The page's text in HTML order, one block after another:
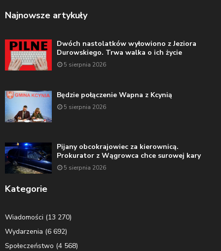
Najnowsze artykuły
Dwóch nastolatków wyłowiono z Jeziora
Durowskiego. Trwa walka o ich życie
5 sierpnia 2026
Będzie połączenie Wapna z Kcynią
5 sierpnia 2026
Pijany obcokrajowiec za kierownicą.
Prokurator z Wągrowca chce surowej kary
5 sierpnia 2026
Kategorie
Wiadomości (13 270)
Wydarzenia (6 692)
Społeczeństwo (4 568)